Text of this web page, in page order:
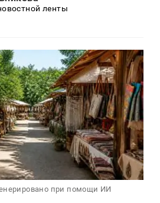
ленты
при помощи ИИ